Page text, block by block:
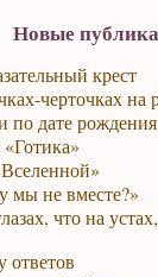
Новые
крест
черточках на
по дате рождения
мы не вместе?»
что на
ответов